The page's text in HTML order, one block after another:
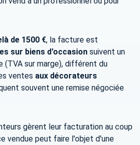
de 1500 €, la facture est
sur biens d'occasion suivent un
(TVA sur marge), différent du
ventes aux décorateurs
souvent une remise négociée
gèrent leur facturation au coup
vendue peut faire l'objet d'une